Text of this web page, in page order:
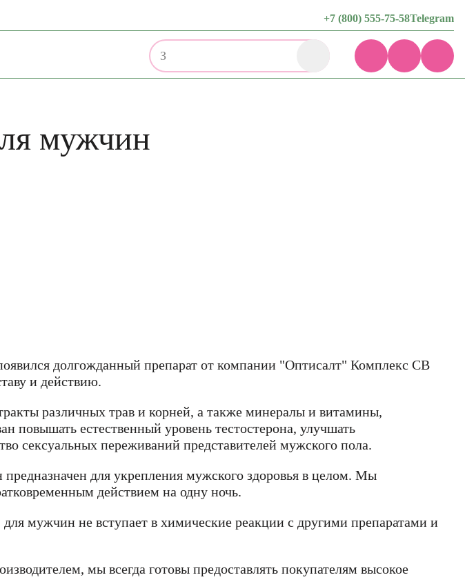
+7 (800) 555-75-58Telegram
Здор
мужчин
долгожданный препарат от компании "Оптисалт" Комплекс СВ
и действию.
различных трав и корней, а также минералы и витамины,
естественный уровень тестостерона, улучшать
сексуальных переживаний представителей мужского пола.
для укрепления мужского здоровья в целом. Мы
действием на одну ночь.
мужчин не вступает в химические реакции с другими препаратами и
мы всегда готовы предоставлять покупателям высокое
Имя
Имя